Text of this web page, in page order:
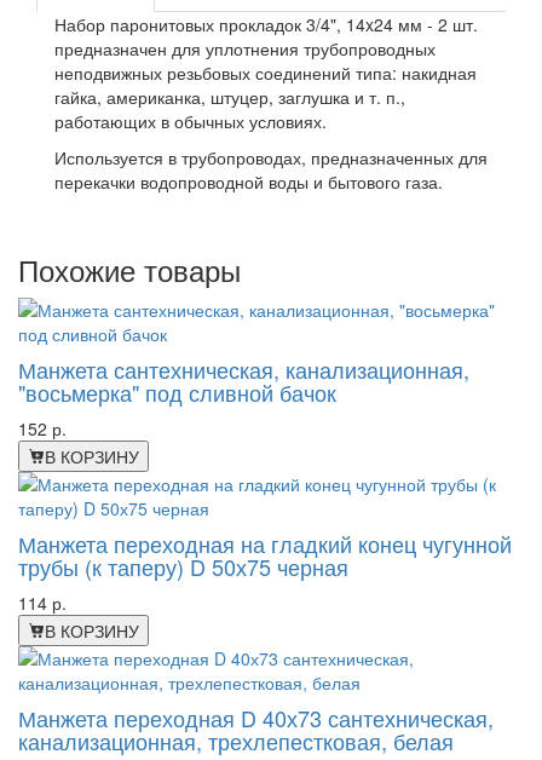
Набор паронитовых прокладок 3/4", 14x24 мм - 2 шт.
предназначен для уплотнения трубопроводных
неподвижных резьбовых соединений типа: накидная
гайка, американка, штуцер, заглушка и т. п.,
работающих в обычных условиях.
Используется в трубопроводах, предназначенных для
перекачки водопроводной воды и бытового газа.
Похожие товары
Манжета сантехническая, канализационная,
"восьмерка" под сливной бачок
152 р.
В КОРЗИНУ
Манжета переходная на гладкий конец чугунной
трубы (к таперу) D 50х75 черная
114 р.
В КОРЗИНУ
Манжета переходная D 40х73 сантехническая,
канализационная, трехлепестковая, белая